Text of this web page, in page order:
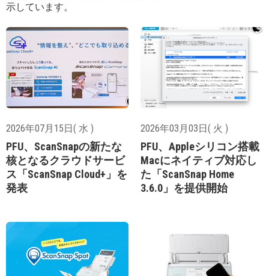
示しています。
2026年07月15日( 水 )
PFU、ScanSnapの新たな
核となるクラウドサービ
ス「ScanSnap Cloud+」を
発表
2026年03月03日( 火 )
PFU、Appleシリコン搭載
Macにネイティブ対応し
た「ScanSnap Home
3.6.0」を提供開始